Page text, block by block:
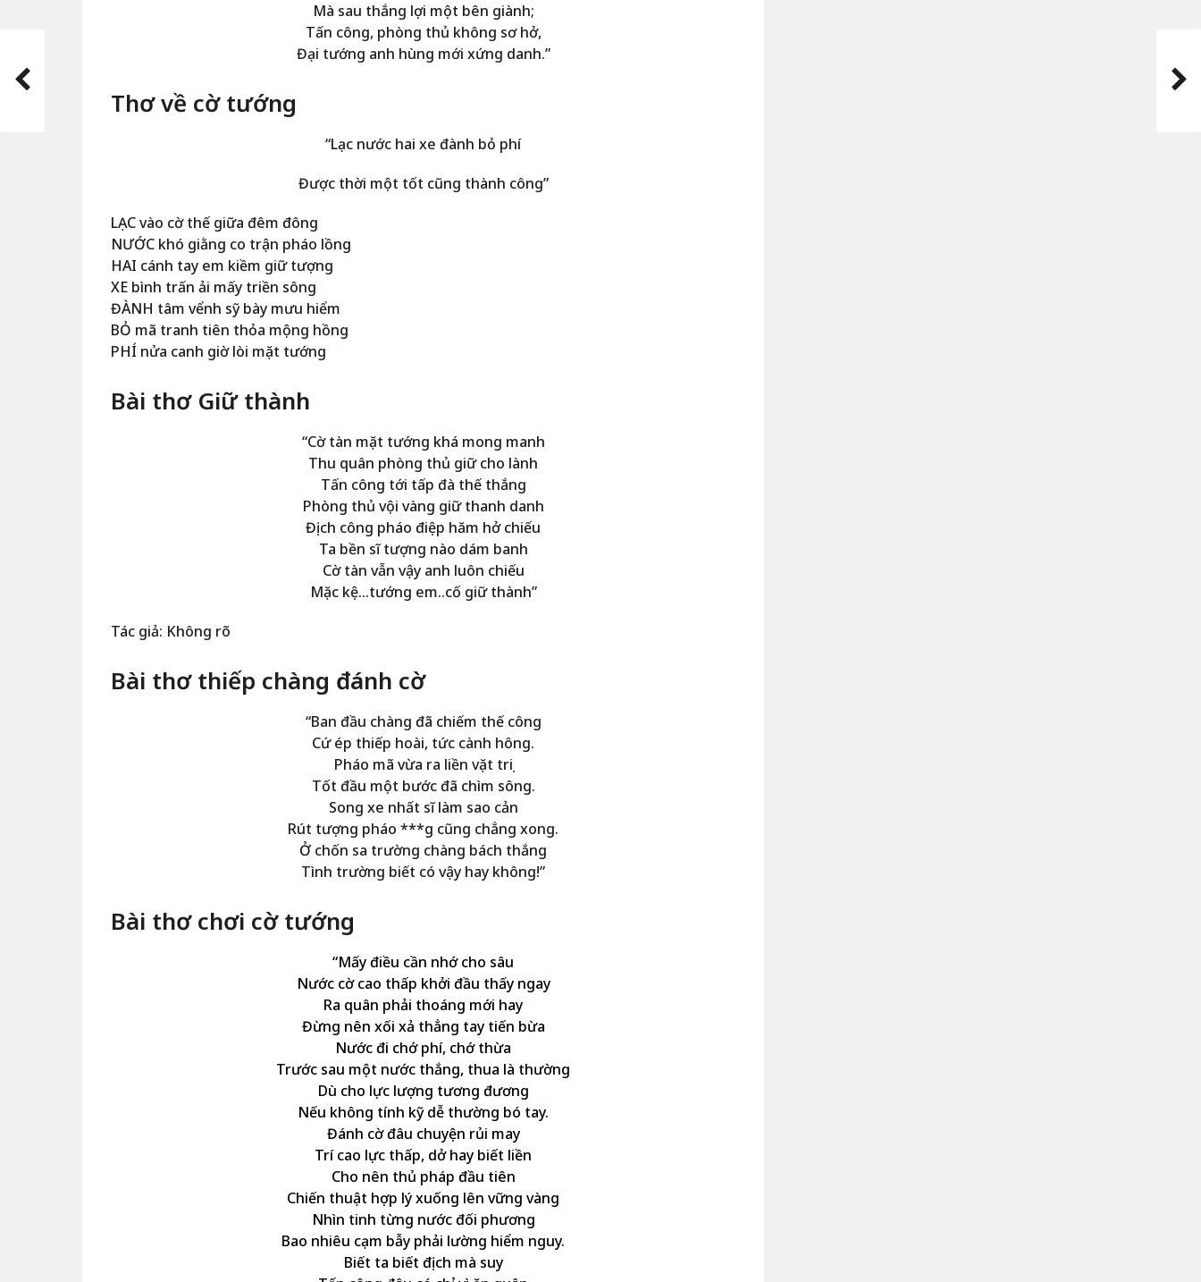
Mà sau thắng lợi một bên giành;
Tấn công, phòng thủ không sơ hở,
Đại tướng anh hùng mới xứng danh.”
Thơ về cờ tướng
“Lạc nước hai xe đành bỏ phí
Được thời một tốt cũng thành công”
LẠC vào cờ thế giữa đêm đông
NƯỚC khó giằng co trận pháo lồng
HAI cánh tay em kiềm giữ tượng
XE bình trấn ải mấy triền sông
ĐÀNH tâm vểnh sỹ bày mưu hiểm
BỎ mã tranh tiên thỏa mộng hồng
PHÍ nửa canh giờ lòi mặt tướng
Bài thơ Giữ thành
“Cờ tàn mặt tướng khá mong manh
Thu quân phòng thủ giữ cho lành
Tấn công tới tấp đà thế thắng
Phòng thủ vội vàng giữ thanh danh
Địch công pháo điệp hăm hở chiếu
Ta bền sĩ tượng nào dám banh
Cờ tàn vẫn vậy anh luôn chiếu
Mặc kệ…tướng em..cố giữ thành”
Tác giả: Không rõ
Bài thơ thiếp chàng đánh cờ
“Ban đầu chàng đã chiếm thế công
Cứ ép thiếp hoài, tức cành hông.
Pháo mã vừa ra liền vặt trụi
Tốt đầu một bước đã chìm sông.
Song xe nhất sĩ làm sao cản
Rút tượng pháo ***g cũng chẳng xong.
Ở chốn sa trường chàng bách thắng
Tình trường biết có vậy hay không!”
Bài thơ chơi cờ tướng
“Mấy điều cần nhớ cho sâu
Nước cờ cao thấp khởi đầu thấy ngay
Ra quân phải thoáng mới hay
Đừng nên xối xả thẳng tay tiến bừa
Nước đi chớ phí, chớ thừa
Trước sau một nước thắng, thua là thường
Dù cho lực lượng tương đương
Nếu không tính kỹ dễ thường bó tay.
Đánh cờ đâu chuyện rủi may
Trí cao lực thấp, dở hay biết liền
Cho nên thủ pháp đầu tiên
Chiến thuật hợp lý xuống lên vững vàng
Nhìn tinh từng nước đối phương
Bao nhiêu cạm bẫy phải lường hiểm nguy.
Biết ta biết địch mà suy